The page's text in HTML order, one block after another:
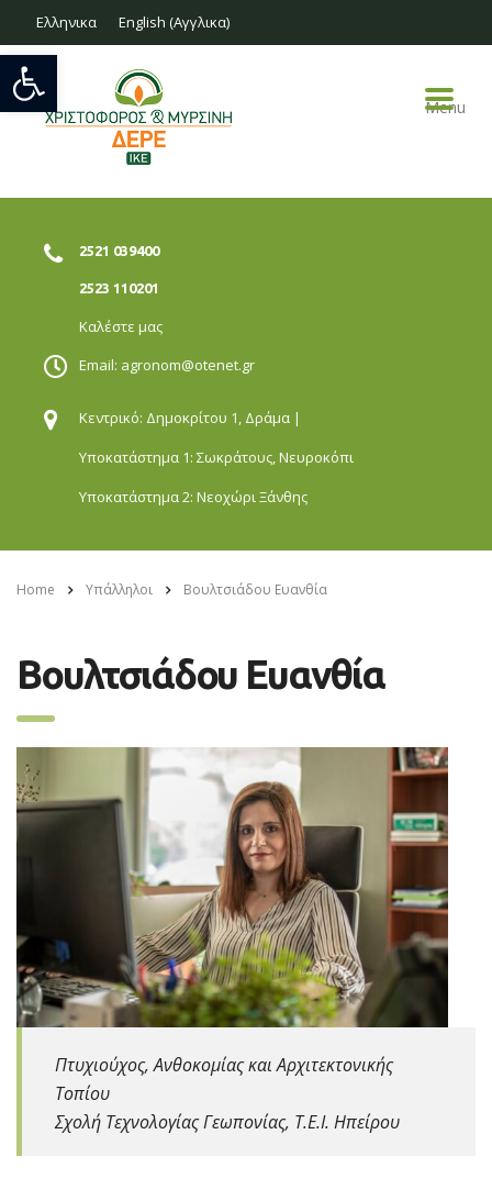
Ανοίξτε τη γραμμή εργαλείων
Ελληνικα English (Αγγλικα)
Menu
2521 039400
2523 110201
Καλέστε μας
Email: agronom@otenet.gr
Κεντρικό: Δημοκρίτου 1, Δράμα |
Υποκατάστημα 1: Σωκράτους,Νευροκόπι
Υποκατάστημα 2: ΝεοχώριΞάνθης
Home Υπάλληλοι Βουλτσιάδου Ευανθία
Βουλτσιάδου Ευανθία
Πτυχιούχος, Ανθοκομίας και Αρχιτεκτονικής
Τοπίου
Σχολή Τεχνολογίας Γεωπονίας, Τ.Ε.Ι. Ηπείρου